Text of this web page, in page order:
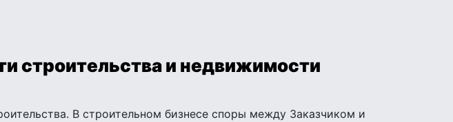
строительства и недвижимости
В строительном бизнесе споры между Заказчиком и